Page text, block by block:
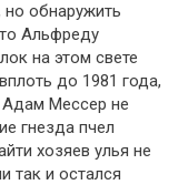
обнаружить
Альфреду
на этом свете
до 1981 года,
Мессер не
гнезда пчел
хозяев улья не
так и остался